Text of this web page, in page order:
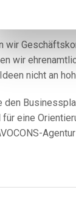
Ideen.
wir
wir
nicht an
den
eine